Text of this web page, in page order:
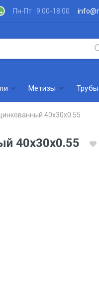
Пн-Пт : 9:00-18:00
Метизы Трубы
40х30х0.55
40х30х0.55